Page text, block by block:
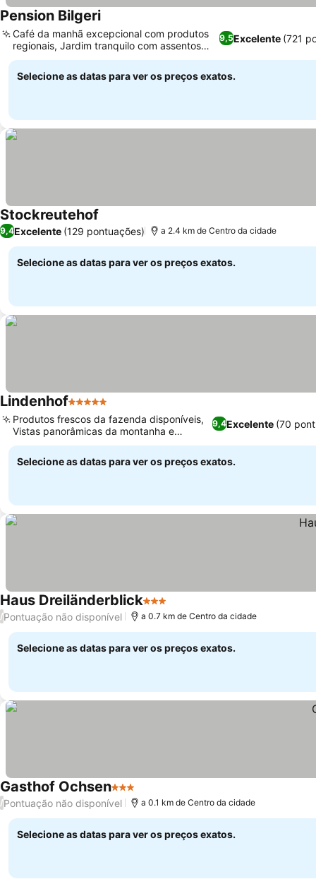
Pension Bilgeri
9,5Excelente (721
Café da manhã excepcional com produtos
regionais, Jardim tranquilo com assentos
panorâmicos
Selecione as datas para ver os preços exatos.
Stockreutehof
9,4Excelente (129 pontuações) a 2.4 km de Centro da cidade
Selecione as datas para ver os preços exatos.
Lindenhof5 Estrelas
9,4Excelente (70
Produtos frescos da fazenda disponíveis,
Vistas panorâmicas da montanha e
tranquilidade
Selecione as datas para ver os preços exatos.
Haus Dreiländerblick3 Estrelas
/Pontuação não disponível a 0.7 km de Centro da cidade
Selecione as datas para ver os preços exatos.
Gasthof Ochsen3 Estrelas
/Pontuação não disponível a 0.1 km de Centro da cidade
Selecione as datas para ver os preços exatos.